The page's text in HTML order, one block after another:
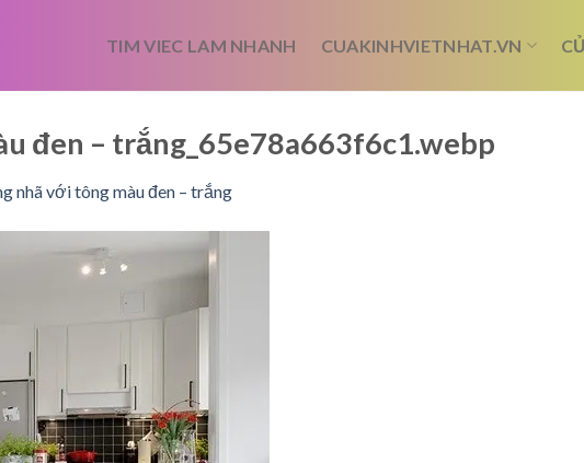
TIM VIEC LAM NHANH CUAKINHVIETNHAT.VN
đen – trắng_65e78a663f6c1.webp
nhã với tông màu đen – trắng